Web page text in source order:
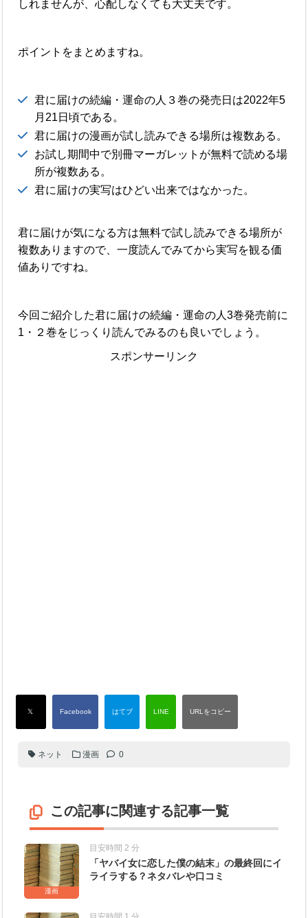
しれませんが、心配しなくても大丈夫です。
ポイントをまとめますね。
君に届けの続編・運命の人３巻の発売日は2022年5
月21日頃である。
君に届けの漫画が試し読みできる場所は複数ある。
お試し期間中で別冊マーガレットが無料で読める場
所が複数ある。
君に届けの実写はひどい出来ではなかった。
君に届けが気になる方は無料で試し読みできる場所が
複数ありますので、一度読んでみてから実写を観る価
値ありですね。
今回ご紹介した君に届けの続編・運命の人3巻発売前に
1・２巻をじっくり読んでみるのも良いでしょう。
スポンサーリンク
ネット 漫画 0
この記事に関連する記事一覧
漫画
目安時間 2 分
「ヤバイ女に恋した僕の結末」の最終回にイ
ライラする？ネタバレや口コミ